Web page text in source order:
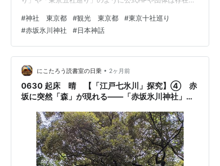
うだ。 「江戸八所八幡巡り」も見つけたのでこちらも楽
しみ。 ご神木 御祭神は三柱で、公式HPにそれぞれの神
様の経歴が紹介されていたのでそのまま引用する。 〇 素
盞嗚尊（すさのおのみこと）伊勢の神宮で祀られる天照
大御神（あまてらすおおみかみ）の弟神です。勇猛果敢
な神様であり、日本神話…
#神社 東京都 #観光 東京都 #東京十社巡り
#赤坂氷川神社 #日本神話
にこたろう読書室の日乗 • 2ヶ月前
0630 起床 晴 【「江戸七氷川」探究】④ 赤
坂に突然「森」が現れる――「赤坂氷川神社」と